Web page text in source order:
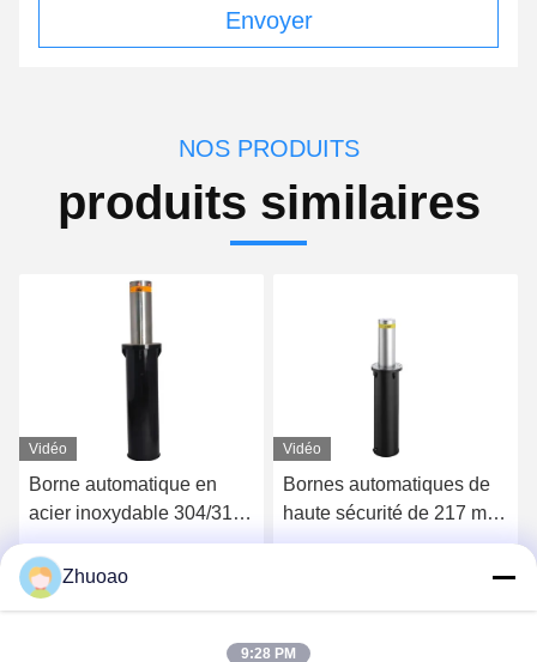
Envoyer
NOS PRODUITS
produits similaires
Vidéo
Borne automatique en
acier inoxydable 304/316,
indice IP68, avec une
hauteur de 600 mm à
1000 mm pour la sécurité
Obtenez le meilleur prix
Vidéo
Bornes automatiques de
haute sécurité de 217 mm
de diamètre, indice IP68,
Obtenez le meilleur prix
Zhuoao
9:28 PM